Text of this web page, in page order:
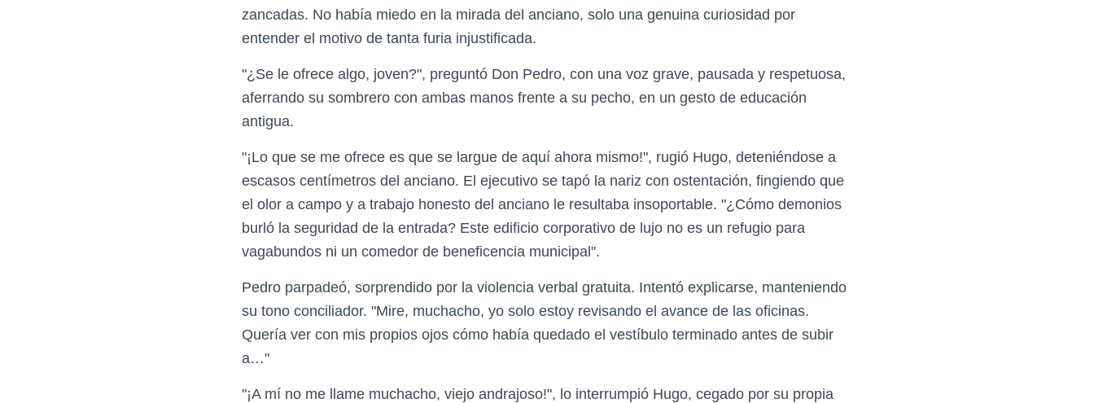
zancadas. No había miedo en la mirada del anciano, solo una genuina curiosidad por
entender el motivo de tanta furia injustificada.
"¿Se le ofrece algo, joven?", preguntó Don Pedro, con una voz grave, pausada y respetuosa,
aferrando su sombrero con ambas manos frente a su pecho, en un gesto de educación
antigua.
"¡Lo que se me ofrece es que se largue de aquí ahora mismo!", rugió Hugo, deteniéndose a
escasos centímetros del anciano. El ejecutivo se tapó la nariz con ostentación, fingiendo que
el olor a campo y a trabajo honesto del anciano le resultaba insoportable. "¿Cómo demonios
burló la seguridad de la entrada? Este edificio corporativo de lujo no es un refugio para
vagabundos ni un comedor de beneficencia municipal".
Pedro parpadeó, sorprendido por la violencia verbal gratuita. Intentó explicarse, manteniendo
su tono conciliador. "Mire, muchacho, yo solo estoy revisando el avance de las oficinas.
Quería ver con mis propios ojos cómo había quedado el vestíbulo terminado antes de subir
a…"
"¡A mí no me llame muchacho, viejo andrajoso!", lo interrumpió Hugo, cegado por su propia